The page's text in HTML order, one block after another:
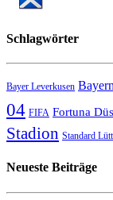
Schlagwörter
Bayer Leverkusen
04 FIFA Fortuna
Stadion Standard
Neueste Beiträge